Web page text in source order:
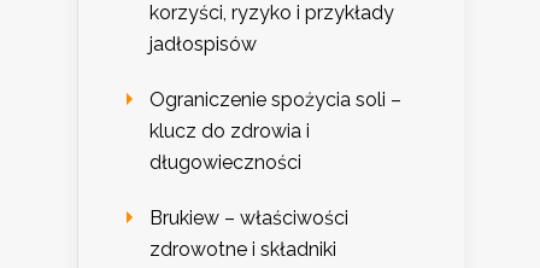
korzyści, ryzyko i przykłady
jadłospisów
Ograniczenie spożycia soli –
klucz do zdrowia i
długowieczności
Brukiew – właściwości
zdrowotne i składniki